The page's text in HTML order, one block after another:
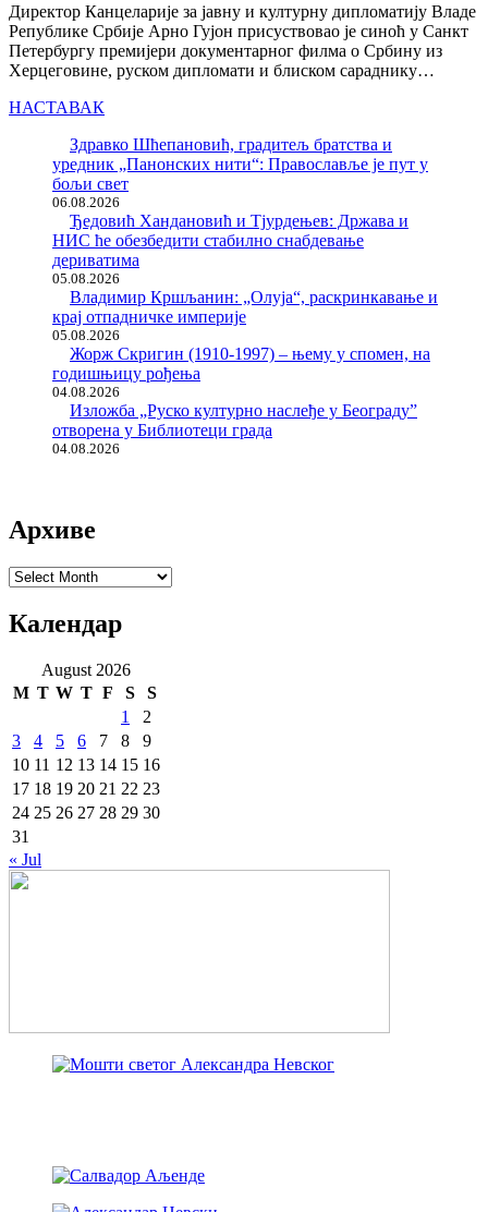
Директор Канцеларије за јавну и културну дипломатију Владе
Републике Србије Арно Гујон присуствовао је синоћ у Санкт
Петербургу премијери документарног филма о Србину из
Херцеговине, руском дипломати и блиском сараднику…
НАСТАВАК
Здравко Шћепановић, градитељ братства и
уредник „Панонских нити“: Православље је пут у
бољи свет
06.08.2026
Ђедовић Хандановић и Тјурдењев: Држава и
НИС ће обезбедити стабилно снабдевање
дериватима
05.08.2026
Владимир Кршљанин: „Олуја“, раскринкавање и
крај отпадничке империје
05.08.2026
Жорж Скригин (1910-1997) – њему у спомен, на
годишњицу рођења
04.08.2026
Изложба „Руско културно наслеђе у Београду”
отворена у Библиотеци града
04.08.2026
Архиве
Архиве
Календар
August 2026
M T W T F S
S
1
2
3
4 5 6 7 8
9
10 11 12 13 14 15 16
17 18 19 20 21 22 23
24 25 26 27 28 29 30
31
« Jul